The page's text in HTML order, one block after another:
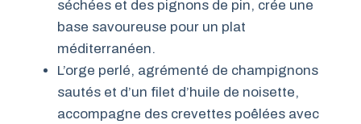
séchées et des pignons de pin, crée une
base savoureuse pour un plat
méditerranéen.
L’orge perlé, agrémenté de champignons
sautés et d’un filet d’huile de noisette,
accompagne des crevettes poêlées avec